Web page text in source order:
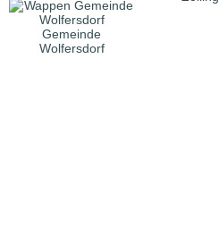
Gemeinde
Wolfersdorf